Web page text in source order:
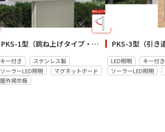
PKS-1型（跳ね上げタイプ・自立）
キー付き
ステンレス製
ソーラーLED照明
マグネットボード
屋外掲示板
LED照明 キー付き
ソーラーLED照明